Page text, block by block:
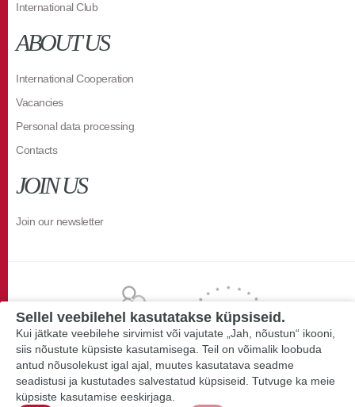
International Club
ABOUT US
International Cooperation
Vacancies
Personal data processing
Contacts
JOIN US
Join our newsletter
Sellel veebilehel kasutatakse küpsiseid.
Kui jätkate veebilehe sirvimist või vajutate „Jah, nõustun“ ikooni,
siis nõustute küpsiste kasutamisega. Teil on võimalik loobuda
antud nõusolekust igal ajal, muutes kasutatava seadme
seadistusi ja kustutades salvestatud küpsiseid. Tutvuge ka meie
küpsiste kasutamise eeskirjaga.